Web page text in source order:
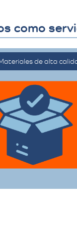
como
de alta
de primera
categoría para
que todas
sus pertenencias
estén protegidas
el traslado.